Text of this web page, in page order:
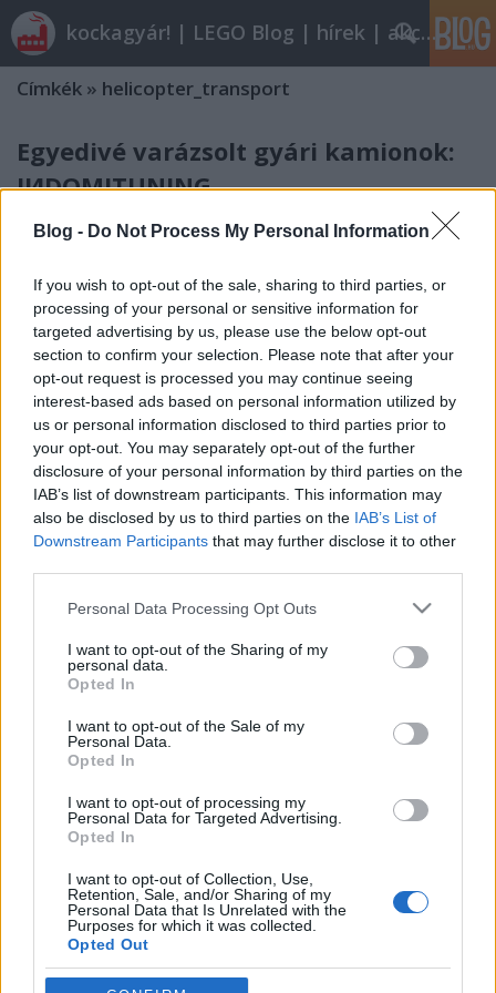
Blog - Do Not Process My Personal Information
If you wish to opt-out of the sale, sharing to third parties, or
processing of your personal or sensitive information for
targeted advertising by us, please use the below opt-out
section to confirm your selection. Please note that after your
opt-out request is processed you may continue seeing
interest-based ads based on personal information utilized by
us or personal information disclosed to third parties prior to
your opt-out. You may separately opt-out of the further
disclosure of your personal information by third parties on the
IAB’s list of downstream participants. This information may
also be disclosed by us to third parties on the IAB’s List of
Downstream Participants that may further disclose it to other
Please note that this website/app uses one or more Google
not limited to your visit or usage behaviour. You may click to
grant or deny consent to Google and its third-party tags to
use your data for below specified purposes in below Google
consent section.
Personal Data Processing Opt Outs
I want to opt-out of the Sharing of my
personal data.
Opted In
I want to opt-out of the Sale of my
Personal Data.
Opted In
I want to opt-out of processing my
Personal Data for Targeted Advertising.
Opted In
I want to opt-out of Collection, Use,
Retention, Sale, and/or Sharing of my
Personal Data that Is Unrelated with the
Purposes for which it was collected.
Opted Out
kockagyár! | LEGO Blog | hírek | akciók |
Címkék » helicopter_transport
Egyedivé varázsolt gyári kamionok:
IИDOMITUNING
ainex 2011. február 07.
Magyarországon talán az Ikarus EAG (Egyedi
Autóbusz Gyár) az egyetlen ipari léptékű
letéteményese az alap- vagy sztenderd kivitelű
haszongépjárművek tuningolásának. De nem így a
Lego területén, ahol is a fekete MOCjáról már
ismert IИDOMITUS kolléga néhány nagyszerű…
IИDOMITUNING: 7638 és 7686
összegyúrva
ainex 2011. február 06.
arra, hogy a teherjárművek méretezésével jelenleg
sincs minden rendben a Lego City vonal háza táján,
ugyanis egy közepes vontató (7638) gépezete nem
törpül el nevetségesen, ha egy csőrös nyerges
Egy jól sikerült remake
2009. április 28.
kiadott 6357-es Stunt 'Copter N' Truck készletemet
(az eredményről képek itt) és most tessék: itt egy
remake, ráadásul nem is a rosszabbik fajtából, mert
azok után, hogy ebből 1998-ban képesek voltak egy
olyan szettet fejleszteni,…